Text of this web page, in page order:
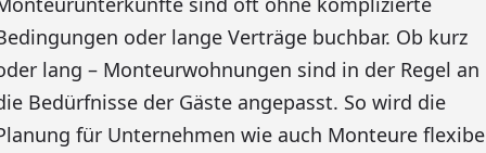
oder lange Verträge buchbar. Ob kurz
lang – Monteurwohnungen sind in der Regel an
Bedürfnisse der Gäste angepasst. So wird die
für Unternehmen wie auch Monteure